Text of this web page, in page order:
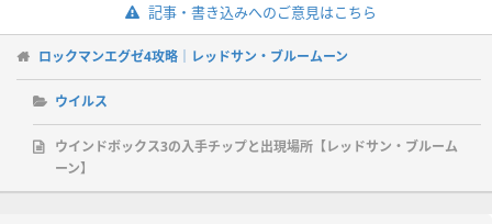
記事・書き込みへのご意見はこちら
ロックマンエグゼ4攻略｜レッドサン・ブルームーン
ウイルス
ウインドボックス3の入手チップと出現場所【レッドサン・ブルーム
ーン】